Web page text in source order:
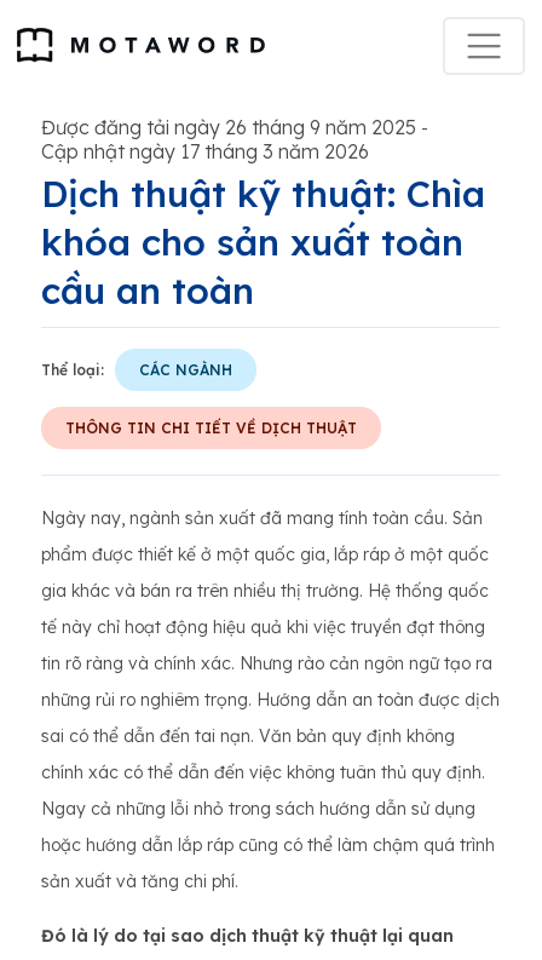
Được đăng tải ngày 26 tháng 9 năm 2025 -
Cập nhật ngày 17 tháng 3 năm 2026
Dịch thuật kỹ thuật: Chìa
khóa cho sản xuất toàn
cầu an toàn
Thể loại: CÁC NGÀNH
THÔNG TIN CHI TIẾT VỀ DỊCH THUẬT
Ngày nay, ngành sản xuất đã mang tính toàn cầu. Sản
phẩm được thiết kế ở một quốc gia, lắp ráp ở một quốc
gia khác và bán ra trên nhiều thị trường. Hệ thống quốc
tế này chỉ hoạt động hiệu quả khi việc truyền đạt thông
tin rõ ràng và chính xác. Nhưng rào cản ngôn ngữ tạo ra
những rủi ro nghiêm trọng. Hướng dẫn an toàn được dịch
sai có thể dẫn đến tai nạn. Văn bản quy định không
chính xác có thể dẫn đến việc không tuân thủ quy định.
Ngay cả những lỗi nhỏ trong sách hướng dẫn sử dụng
hoặc hướng dẫn lắp ráp cũng có thể làm chậm quá trình
sản xuất và tăng chi phí.
Đó là lý do tại sao dịch thuật kỹ thuật lại quan